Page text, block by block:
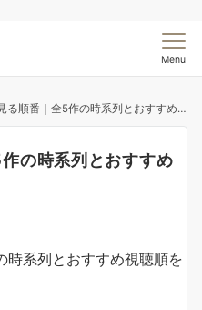
Menu
番｜全5作の時系列とおすすめ視聴順を完全ガイド
の時系列とおすすめ